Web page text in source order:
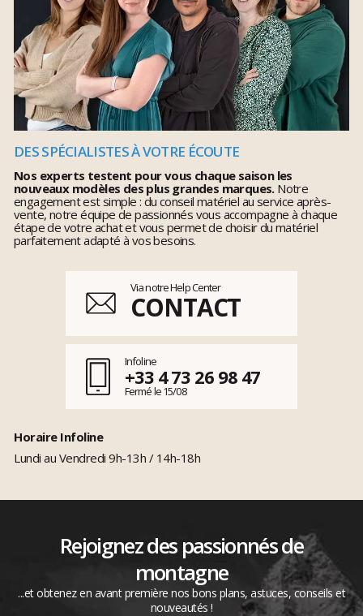
DES SPÉCIALISTES À VOTRE ÉCOUTE
Nos experts testent pour vous chaque saison les
nouveaux modèles des plus grandes marques.Notre
engagement est simple : du conseil matériel au service après-
vente, notre équipe de passionnés vous accompagne à chaque
étape de votre achat et vous permet de choisir du matériel
parfaitement adapté à vos besoins.
Via notre Help Center
CONTACT
Infoline
+33 4 73 26 98 47
Fermé le 15/08
Horaire Infoline
Lundi au Vendredi 9h-13h / 14h-18h
Rejoignez des passionnés de
montagne
...et obtenez en avant première nos bons plans, astuces, conseils et
nouveautés !